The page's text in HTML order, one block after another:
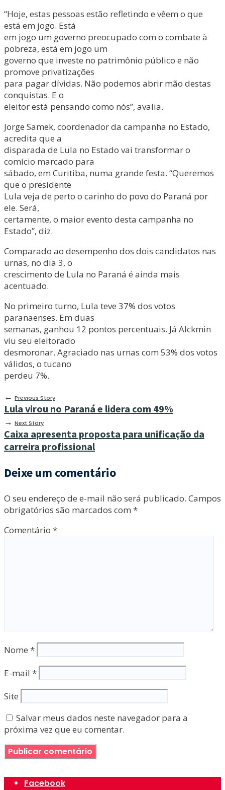
“Hoje, estas pessoas estão refletindo e vêem o que
está em jogo. Está
em jogo um governo preocupado com o combate à
pobreza, está em jogo um
governo que investe no patrimônio público e não
promove privatizações
para pagar dívidas. Não podemos abrir mão destas
conquistas. E o
eleitor está pensando como nós”, avalia.
Jorge Samek, coordenador da campanha no Estado,
acredita que a
disparada de Lula no Estado vai transformar o
comício marcado para
sábado, em Curitiba, numa grande festa. “Queremos
que o presidente
Lula veja de perto o carinho do povo do Paraná por
ele. Será,
certamente, o maior evento desta campanha no
Estado”, diz.
Comparado ao desempenho dos dois candidatos nas
urnas, no dia 3, o
crescimento de Lula no Paraná é ainda mais
acentuado.
No primeiro turno, Lula teve 37% dos votos
paranaenses. Em duas
semanas, ganhou 12 pontos percentuais. Já Alckmin
viu seu eleitorado
desmoronar. Agraciado nas urnas com 53% dos votos
válidos, o tucano
perdeu 7%.
← Previous Story
Lula virou no Paraná e lidera com 49%
→ Next Story
Caixa apresenta proposta para unificação da
carreira profissional
Deixe um comentário
O seu endereço de e-mail não será publicado. Campos
obrigatórios são marcados com *
Comentário *
Nome *
E-mail *
Site
Salvar meus dados neste navegador para a
próxima vez que eu comentar.
Facebook